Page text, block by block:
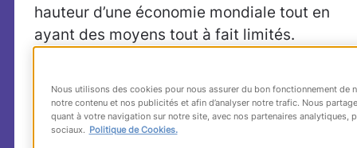
hauteur d’une économie mondiale tout en
ayant des moyens tout à fait limités.
à la transformation digitale ?
Nommer unChief Digital Officer… Une
stratégie adoptée par beaucoup mais, à
Nous utilisons des cookies pour nous assurer du bon fonctionnement de
notre contenu et nos publicités et afin d’analyser notre trafic. Nous
quant à votre navigation sur notre site, avec nos partenaires analytiques,
sociaux. Politique de Cookies.